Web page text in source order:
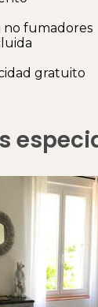
no fumadores
gratuito